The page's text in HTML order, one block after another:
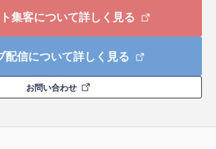
集客について詳しく見る
配信について詳しく見る
お問い合わせ